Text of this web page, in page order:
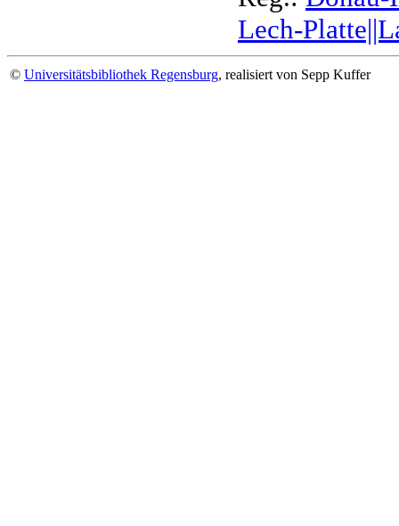
Lech-
© Universitätsbibliothek Regensburg, realisiert von Sepp Kuffer